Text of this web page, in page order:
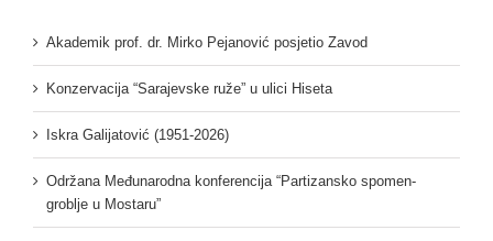
Akademik prof. dr. Mirko Pejanović posjetio Zavod
Konzervacija “Sarajevske ruže” u ulici Hiseta
Iskra Galijatović (1951-2026)
Održana Međunarodna konferencija “Partizansko spomen-
groblje u Mostaru”